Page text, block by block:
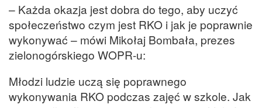
– Każda okazja jest dobra do tego, aby uczyć
społeczeństwo czym jest RKO i jak je poprawnie
wykonywać – mówi Mikołaj Bombała, prezes
zielonogórskiego WOPR-u:
Młodzi ludzie uczą się poprawnego
wykonywania RKO podczas zajęć w szkole. Jak